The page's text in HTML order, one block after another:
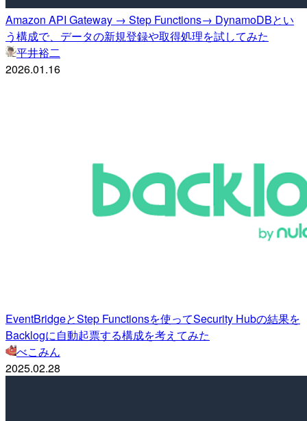
Amazon API Gateway → Step Functions→ DynamoDBとい
う構成で、データの新規登録や取得処理を試してみた
平井裕二
2026.01.16
EventBridgeとStep Functionsを使ってSecurity Hubの結果を
Backlogに自動起票する構成を考えてみた
べこみん
2025.02.28